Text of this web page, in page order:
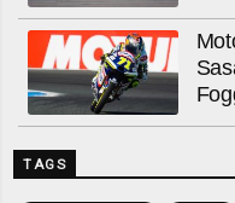
TAGS